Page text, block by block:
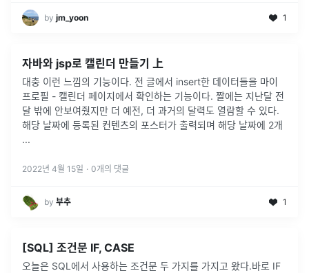
by jm_yoon 1
자바와 jsp로 캘린더 만들기 上
대충 이런 느낌의 기능이다. 전 글에서 insert한 데이터들을 마이
프로필 - 캘린더 페이지에서 확인하는 기능이다. 짤에는 지난달 전
달 밖에 안보여줬지만 더 예전, 더 과거의 달력도 열람할 수 있다.
해당 날짜에 등록된 컨텐츠의 포스터가 출력되며 해당 날짜에 2개
...
2022년 4월 15일 · 0개의 댓글
by 부추 1
[SQL] 조건문 IF, CASE
오늘은 SQL에서 사용하는 조건문 두 가지를 가지고 왔다.바로 IF